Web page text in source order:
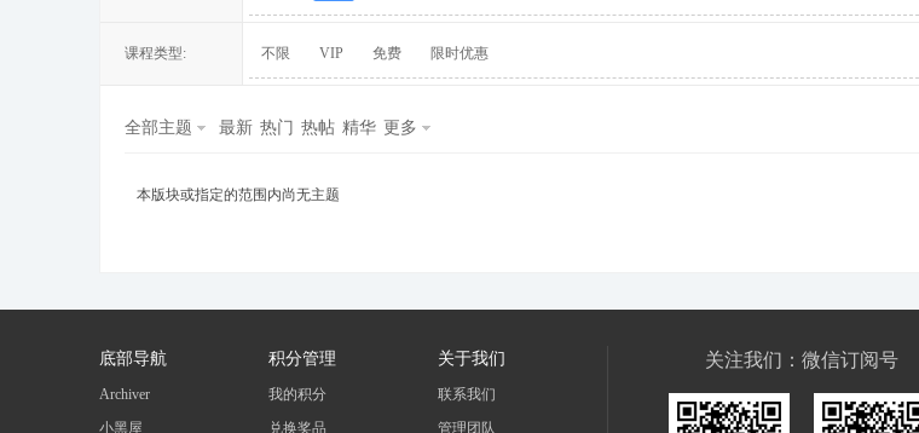
课程类型: 不限 VIP 免费 限时优惠
全部主题 最新 热门 热帖 精华 更多
本版块或指定的范围内尚无主题
底部导航
Archiver
小黑屋
积分管理
我的积分
兑换奖品
关于我们
联系我们
管理团队
关注我们：微信订阅号